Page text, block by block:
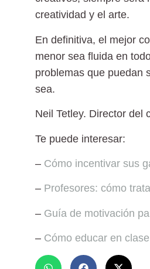
creatividad y el arte.
En definitiva, el mejor
menor sea fluida en
problemas que puedan
sea.
Neil Tetley. Director del
Te puede interesar:
– Cómo incentivar sus
– Profesores: cómo
– Guía de motivación
– Cómo educar en